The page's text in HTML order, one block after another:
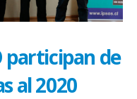
participan de
al 2020